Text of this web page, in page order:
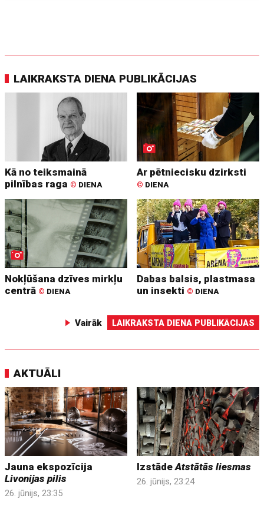
LAIKRAKSTA DIENA PUBLIKĀCIJAS
Kā no teiksmainā
pilnības raga © DIENA
Ar pētniecisku dzirksti
© DIENA
Nokļūšana dzīves mirkļu
centrā © DIENA
Dabas balsis, plastmasa
un insekti © DIENA
Vairāk LAIKRAKSTA DIENA PUBLIKĀCIJAS
AKTUĀLI
Jauna ekspozīcija
Livonijas pilis
26. jūnijs, 23:35
IzstādeAtstātās liesmas
26. jūnijs, 23:24